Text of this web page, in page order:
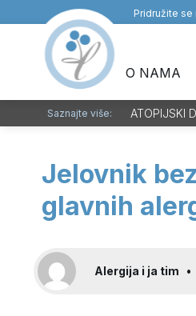
Pridružite
O NAMA
Saznajte više: ATOPIJSKI
Jelovnik
glavnih
Alergija i ja tim •